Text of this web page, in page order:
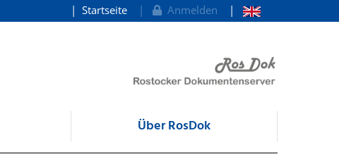
Startseite Anmelden
Über RosDok